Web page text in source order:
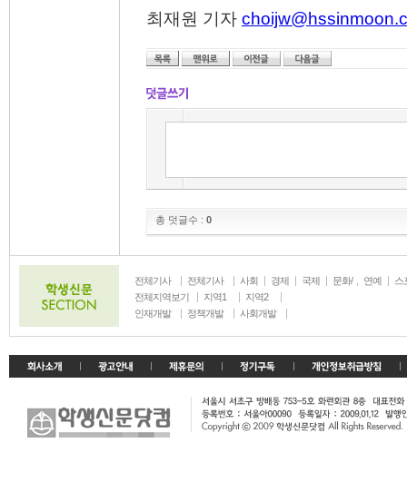
최재원 기자
총 덧글수 : 0
전체기사 전체기사 사회 경제 국제
문화/
연예
스
전체지역보기
지역1
지역2
인재개발
정책개발 사회개발